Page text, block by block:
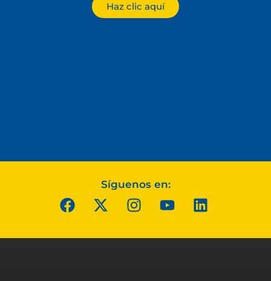
Haz clic aquí
Síguenos en: